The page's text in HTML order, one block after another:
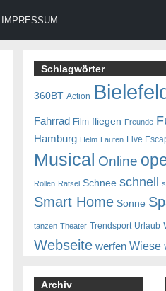
IMPRESSUM
Schlagwörter
360BT Action
Fahrrad Film fliegen Freunde
Hamburg Helm Laufen Live
Musical Online
Rollen Rätsel Schnee schnell
Smart Home Sonne
tanzen Theater Trendsport Urlaub
Webseite werfen Wiese
Archiv